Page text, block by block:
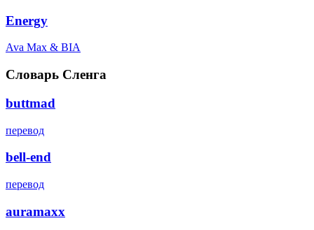
Energy
Ava Max & BIA
Словарь Сленга
buttmad
перевод
bell-end
перевод
auramaxx